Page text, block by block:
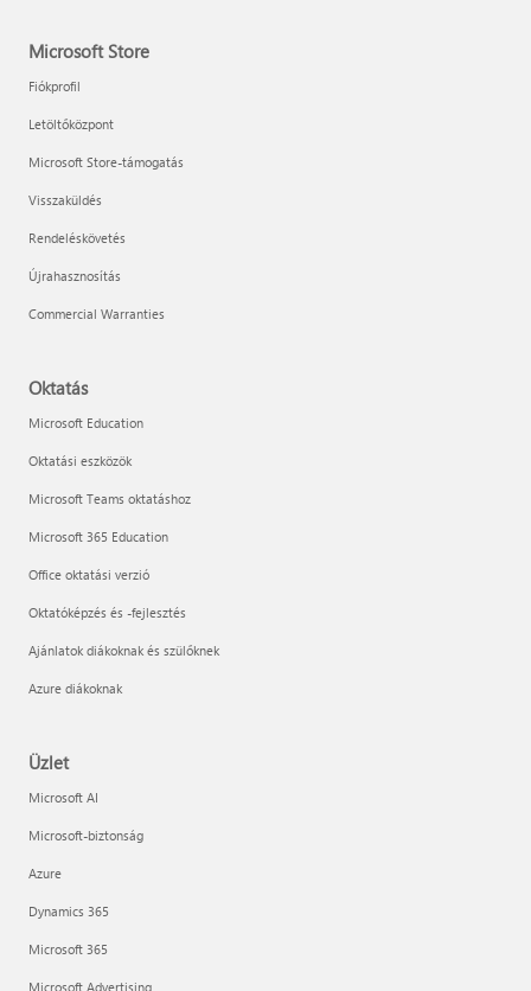
Microsoft Store
Fiókprofil
Letöltőközpont
Microsoft Store-támogatás
Visszaküldés
Rendeléskövetés
Újrahasznosítás
Commercial Warranties
Oktatás
Microsoft Education
Oktatási eszközök
Microsoft Teams oktatáshoz
Microsoft 365 Education
Office oktatási verzió
Oktatóképzés és -fejlesztés
Ajánlatok diákoknak és szülőknek
Azure diákoknak
Üzlet
Microsoft AI
Microsoft-biztonság
Azure
Dynamics 365
Microsoft 365
Microsoft Advertising